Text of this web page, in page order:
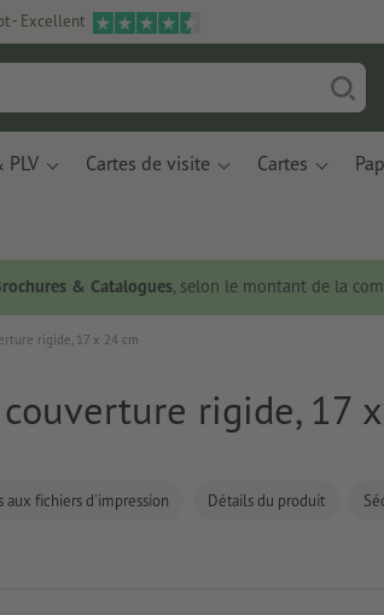
- Excellent
Cartes de visite Cartes
& Catalogues, selon le montant de la
rigide, 17 x 24 cm
rigide, 17
aux fichiers d'impression Détails du produit